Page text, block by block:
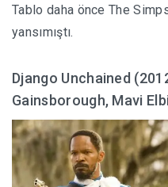
Tablo daha önce The
yansımıştı.
Django Unchained
Gainsborough, Mavi